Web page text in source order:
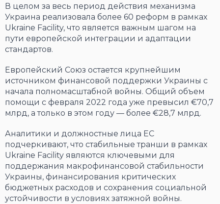
В целом за весь период действия механизма
Украина реализовала более 60 реформ в рамках
Ukraine Facility, что является важным шагом на
пути европейской интеграции и адаптации
стандартов.
Европейский Союз остается крупнейшим
источником финансовой поддержки Украины с
начала полномасштабной войны. Общий объем
помощи с февраля 2022 года уже превысил €70,7
млрд, а только в этом году — более €28,7 млрд.
Аналитики и должностные лица ЕС
подчеркивают, что стабильные транши в рамках
Ukraine Facility являются ключевыми для
поддержания макрофинансовой стабильности
Украины, финансирования критических
бюджетных расходов и сохранения социальной
устойчивости в условиях затяжной войны.